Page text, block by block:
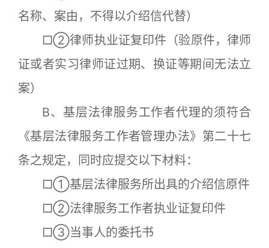
名称、案由，不得以介绍信代替）
□②律师执业证复印件（验原件，律师
证或者实习律师证过期、换证等期间无法立
案）
B、基层法律服务工作者代理的须符合
《基层法律服务工作者管理办法》第二十七
条之规定，同时应提交以下材料：
□①基层法律服务所出具的介绍信原件
□②法律服务工作者执业证复印件
□③当事人的委托书